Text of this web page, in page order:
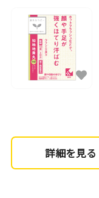
詳細を見る